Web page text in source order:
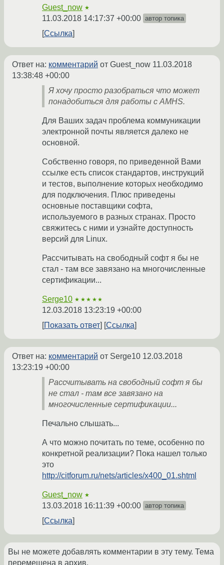
Guest_now ★
11.03.2018 14:17:37 +00:00 автор топика
Ссылка
Ответ на: комментарий от Guest_now 11.03.2018
13:38:48 +00:00
Я хочу просто разобраться что может
понадобиться для работы с AMHS.
Для Ваших задач проблема коммуникации
электронной почты является далеко не
основной.
Собственно говоря, по приведенной Вами
ссылке есть список стандартов, инструкций
и тестов, выполнение которых необходимо
для подключения. Плюс приведены
основные поставщики софта,
используемого в разных странах. Просто
свяжитесь с ними и узнайте доступность
версий для Linux.
Рассчитывать на свободный софт я бы не
стал - там все завязано на многочисленные
сертификации...
Serge10 ★★★★★
12.03.2018 13:23:19 +00:00
Показать ответ
Ссылка
Ответ на: комментарий от Serge10 12.03.2018
13:23:19 +00:00
Рассчитывать на свободный софт я бы
не стал - там все завязано на
многочисленные сертификации...
Печально слышать...
А что можно почитать по теме, особенно по
конкретной реализации? Пока нашел только
это
http://citforum.ru/nets/articles/x400_01.shtml
Guest_now ★
13.03.2018 16:11:39 +00:00 автор топика
Ссылка
Вы не можете добавлять комментарии в эту тему. Тема
перемещена в архив.